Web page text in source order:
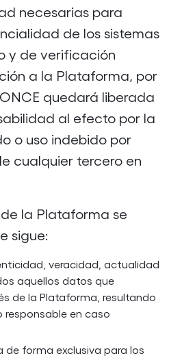
necesarias para
de los sistemas
y de verificación
a la Plataforma, por
quedará liberada
al efecto por la
o uso indebido por
cualquier tercero en
la Plataforma se
sigue:
veracidad, actualidad
aquellos datos que
de la Plataforma, resultando
responsable en caso
de forma exclusiva para los